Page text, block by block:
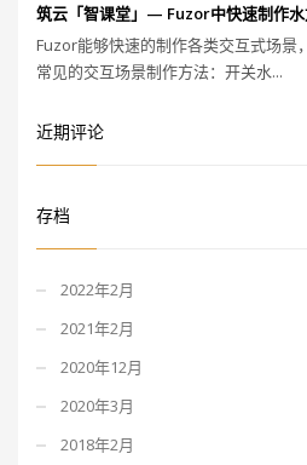
筑云「智课堂」— Fuzor中快速制作
Fuzor能够快速的制作各类交互式场景
常见的交互场景制作方法：开关水...
近期评论
存档
2022年2月
2021年2月
2020年12月
2020年3月
2018年2月